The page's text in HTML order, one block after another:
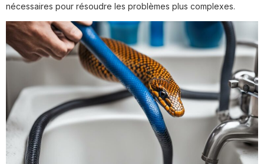
nécessaires pour résoudre les problèmes plus complexes.